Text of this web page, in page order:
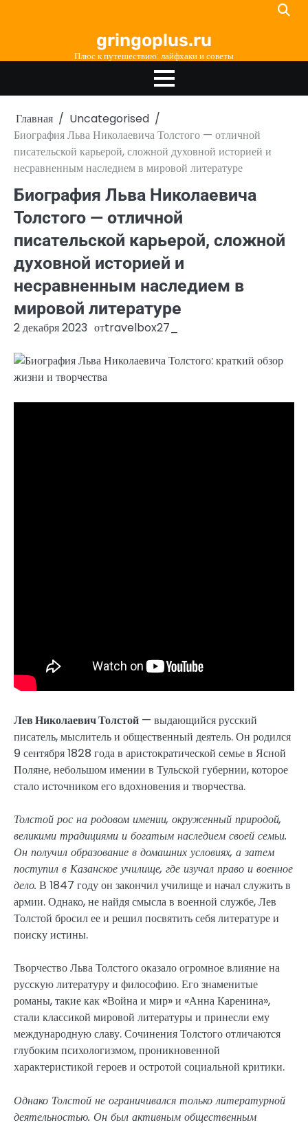
gringoplus.ru
Плюс к путешествию: лайфхаки и советы
Главная
Uncategorised
Биография Льва Николаевича Толстого — отличной
писательской карьерой, сложной духовной историей и
несравненным наследием в мировой литературе
Биография Льва Николаевича
Толстого — отличной
писательской карьерой, сложной
духовной историей и
несравненным наследием в
мировой литературе
2 декабря 2023 отtravelbox27_
Лев Николаевич Толстой — выдающийся русский
писатель, мыслитель и общественный деятель. Он родился
9 сентября 1828 года в аристократической семье в Ясной
Поляне, небольшом имении в Тульской губернии, которое
стало источником его вдохновения и творчества.
Толстой рос на родовом имении, окруженный природой,
великими традициями и богатым наследием своей семьи.
Он получил образование в домашних условиях, а затем
поступил в Казанское училище, где изучал право и военное
дело. В 1847 году он закончил училище и начал служить в
армии. Однако, не найдя смысла в военной службе, Лев
Толстой бросил ее и решил посвятить себя литературе и
поиску истины.
Творчество Льва Толстого оказало огромное влияние на
русскую литературу и философию. Его знаменитые
романы, такие как «Война и мир» и «Анна Каренина»,
стали классикой мировой литературы и принесли ему
международную славу. Сочинения Толстого отличаются
глубоким психологизмом, проникновенной
характеристикой героев и остротой социальной критики.
Однако Толстой не ограничивался только литературной
деятельностью. Он был активным общественным